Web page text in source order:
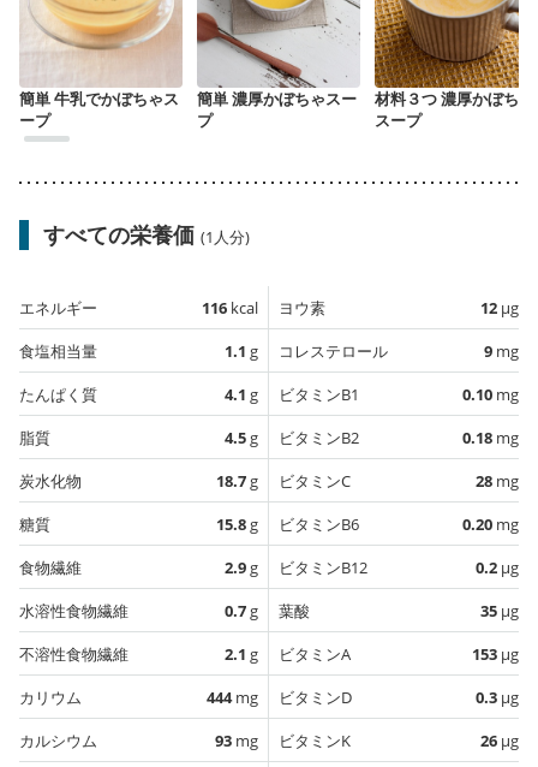
簡単 牛乳でかぼちゃス
ープ
簡単 濃厚かぼちゃスー
プ
材料３つ 濃厚かぼちゃ
スープ
すべての栄養価 (1人分)
エネルギー 116 kcal
食塩相当量
1.1 g
たんぱく質
4.1 g
脂質
4.5g
炭水化物
18.7g
糖質
15.8g
食物繊維
2.9g
水溶性食物繊維
0.7g
不溶性食物繊維
2.1 g
カリウム
444mg
カルシウム
93 mg
ヨウ素 12 µg
コレステロール
9 mg
ビタミンB1
0.10 mg
ビタミンB2
0.18 mg
ビタミンC
28 mg
ビタミンB6
0.20 mg
ビタミンB12
0.2 µg
葉酸
35 µg
ビタミンA
153 µg
ビタミンD
0.3 µg
ビタミンK
26 µg